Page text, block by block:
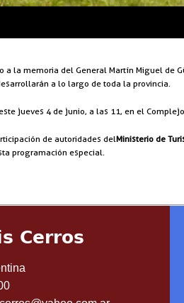
a la memoria del General Martín Miguel de
a lo largo de toda la provincia.
jueves 4 de junio, a las 11, en el
de autoridades delMinisterio de
programación especial.
Cerros